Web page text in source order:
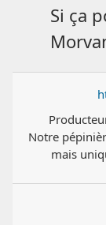
Si ça
Notre
mais